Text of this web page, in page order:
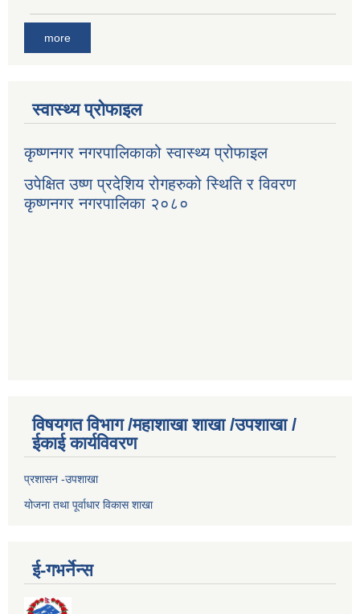
more
स्वास्थ्य प्रोफाइल
कृष्णनगर नगरपालिकाको स्वास्थ्य प्रोफाइल
उपेक्षित उष्ण प्रदेशिय रोगहरुको स्थिति र विवरण
कृष्णनगर नगरपालिका २०८०
विषयगत विभाग /महाशाखा शाखा /उपशाखा /
ईकाई कार्यविवरण
प्रशासन -उपशाखा
योजना तथा पूर्वाधार विकास शाखा
ई-गभर्नेन्स